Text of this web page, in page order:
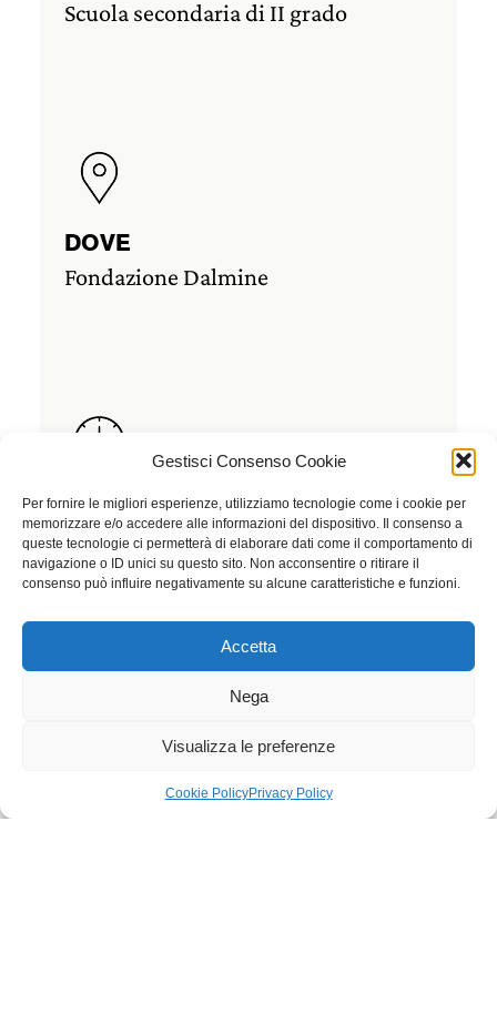
Gestisci Consenso Cookie
Per fornire le migliori esperienze, utilizziamo tecnologie come i cookie per
memorizzare e/o accedere alle informazioni del dispositivo. Il consenso a
queste tecnologie ci permetterà di elaborare dati come il comportamento di
navigazione o ID unici su questo sito. Non acconsentire o ritirare il
consenso può influire negativamente su alcune caratteristiche e funzioni.
Accetta
Nega
Visualizza le preferenze
Cookie PolicyPrivacy Policy
Scuola secondaria di II grado
DOVE
Fondazione Dalmine
DURATA
Numero di incontri: 1
4ore